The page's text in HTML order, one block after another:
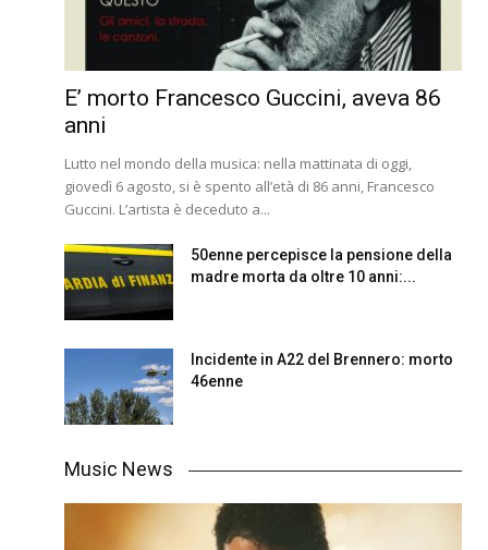
E’ morto Francesco Guccini, aveva 86
anni
Lutto nel mondo della musica: nella mattinata di oggi,
giovedì 6 agosto, si è spento all’età di 86 anni, Francesco
Guccini. L’artista è deceduto a...
50enne percepisce la pensione della
madre morta da oltre 10 anni:...
Incidente in A22 del Brennero: morto
46enne
Music News